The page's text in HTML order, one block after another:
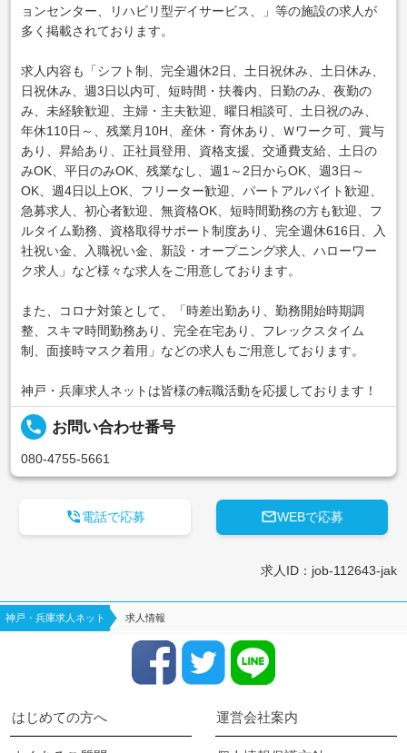
ョンセンター、リハビリ型デイサービス、」等の施設の求人が
多く掲載されております。
求人内容も「シフト制、完全週休2日、土日祝休み、土日休み、
日祝休み、週3日以内可、短時間・扶養内、日勤のみ、夜勤の
み、未経験歓迎、主婦・主夫歓迎、曜日相談可、土日祝のみ、
年休110日～、残業月10H、産休・育休あり、Ｗワーク可、賞与
あり、昇給あり、正社員登用、資格支援、交通費支給、土日の
みOK、平日のみOK、残業なし、週1～2日からOK、週3日～
OK、週4日以上OK、フリーター歓迎、パートアルバイト歓迎、
急募求人、初心者歓迎、無資格OK、短時間勤務の方も歓迎、フ
ルタイム勤務、資格取得サポート制度あり、完全週休616日、入
社祝い金、入職祝い金、新設・オープニング求人、ハローワー
ク求人」など様々な求人をご用意しております。
また、コロナ対策として、「時差出勤あり、勤務開始時期調
整、スキマ時間勤務あり、完全在宅あり、フレックスタイム
制、面接時マスク着用」などの求人もご用意しております。
神戸・兵庫求人ネットは皆様の転職活動を応援しております！
local_phone お問い合わせ番号
080-4755-5661
WEBで応募
電話で応募
求人ID：job-112643-jak
神戸・兵庫求人ネット 求人情報
はじめての方へ 運営会社案内